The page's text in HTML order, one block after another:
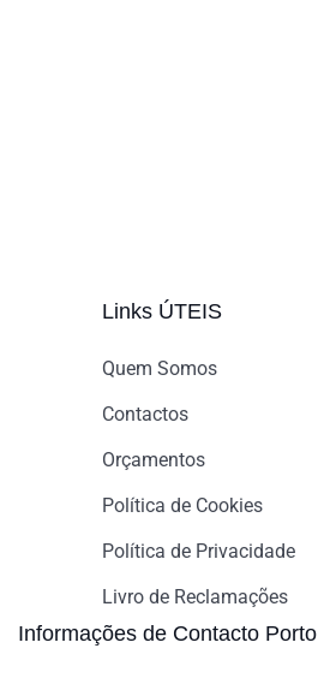
Links ÚTEIS
Quem Somos
Contactos
Orçamentos
Política de Cookies
Política de Privacidade
Livro de Reclamações
Informações de Contacto Porto